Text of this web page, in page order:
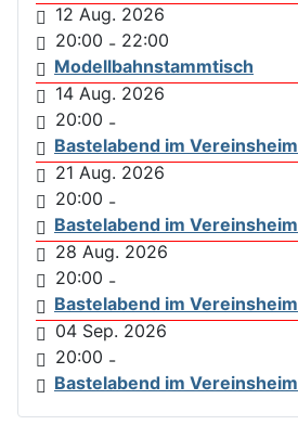
12 Aug. 2026
20:00 - 22:00
Modellbahnstammtisch
14 Aug. 2026
20:00 -
Bastelabend im Vereinsheim
21 Aug. 2026
20:00 -
Bastelabend im Vereinsheim
28 Aug. 2026
20:00 -
Bastelabend im Vereinsheim
04 Sep. 2026
20:00 -
Bastelabend im Vereinsheim